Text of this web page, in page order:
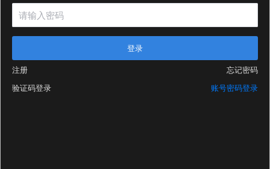
登录
注册
忘记密码
验证码登录
账号密码登录